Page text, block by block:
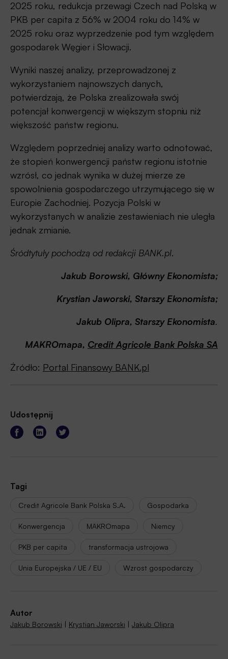
2025 roku, redukcja przewagi Czech nad Polską w
PKB per capita z 56% w 2004 roku do 14% w
2025 roku oraz wyprzedzenie pod tym względem
gospodarek Węgier i Słowacji.
Wyniki naszej analizy, przeprowadzonej z
wykorzystaniem najnowszych danych,
potwierdzają, że Polska zrealizowała swój
potencjał konwergencji w większym stopniu niż
większość państw regionu.
Względem poprzedniej analizy warto odnotować,
że stopień konwergencji państw regionu istotnie
wzrósł, co jednak wynika w dużej mierze ze
spowolnienia gospodarczego utrzymującego się w
Europie Zachodniej. Pozycja Polski w
wykorzystanych w analizie zestawieniach nie uległa
jednak zmianie.
Śródtytuły pochodzą od redakcji BANK.pl.
Jakub Borowski, Główny Ekonomista;
Krystian Jaworski, Starszy Ekonomista;
Jakub Olipra, Starszy Ekonomista.
MAKROmapa, Credit Agricole Bank Polska SA
Źródło: Portal Finansowy BANK.pl
Udostępnij
Tagi
Credit Agricole Bank Polska S.A. Gospodarka
Konwergencja MAKROmapa Niemcy
PKB per capita transformacja ustrojowa
Unia Europejska / UE / EU Wzrost gospodarczy
Autor
Jakub Borowski | Krystian Jaworski | Jakub Olipra